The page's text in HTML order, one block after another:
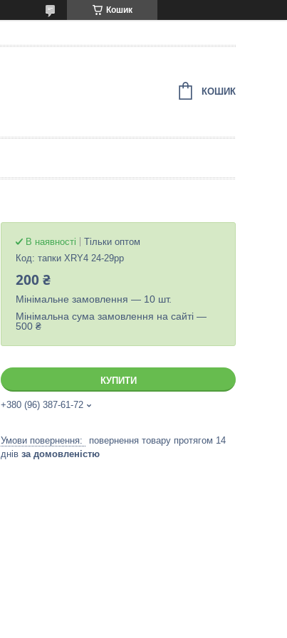
Кошик
КОШИК
В наявності
Тільки оптом
Код: тапки XRY4 24-29рр
200 ₴
Мінімальне замовлення — 10 шт.
Мінімальна сума замовлення на сайті —
500 ₴
КУПИТИ
+380 (96) 387-61-72
повернення товару протягом 14
днів за домовленістю